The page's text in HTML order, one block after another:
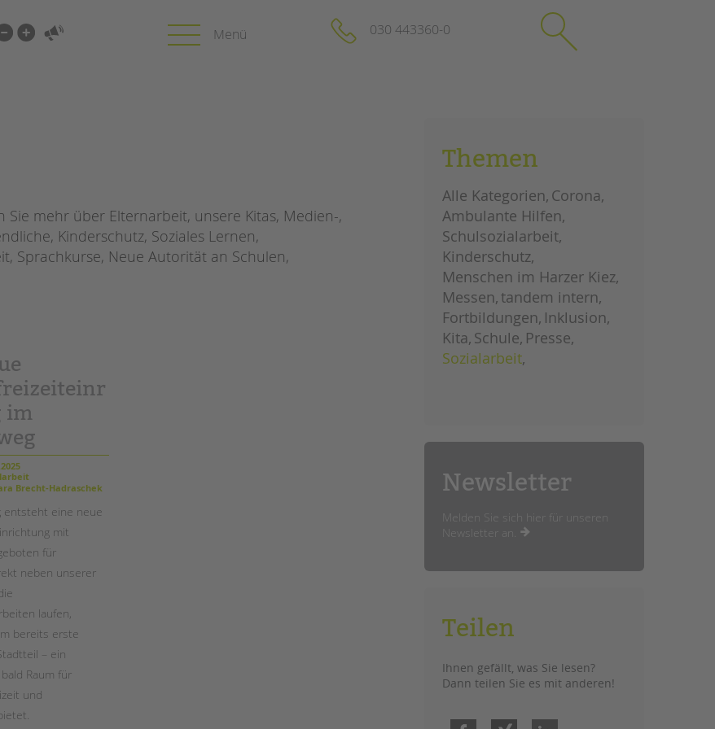
Kinder- und Jugendschutz
Unsere Videos
Gesellschafter VdK
schoolcoach BTL
tandem als Arbeitgeberin
NEWS/BLOG
Impressum
Datenschutz
Hinweisgebersystem
Intranet
schließen
030 443360-0
Suchen
mehr über Elternarbeit, unsere Kitas, Medien-,
Kinderschutz, Soziales Lernen,
Sprachkurse, Neue Autorität an Schulen,
im
Brecht-Hadraschek
entsteht eine neue
mit
für
neben unserer
laufen,
bereits erste
– ein
Raum für
und
Themen
Alle Kategorien Corona
Ambulante Hilfen
Schulsozialarbeit
Kinderschutz
Menschen im Harzer Kiez
Messen tandem intern
Fortbildungen Inklusion
Kita Schule Presse
Sozialarbeit
Newsletter
Melden Sie sich hier für unseren
Newsletter an.
Teilen
Ihnen gefällt, was Sie lesen?
Dann teilen Sie es mit anderen!
Facebook